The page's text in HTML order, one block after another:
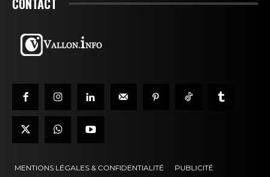
CONTACT
MENTIONS LÉGALES & CONFIDENTIALITÉ PUBLICITÉ